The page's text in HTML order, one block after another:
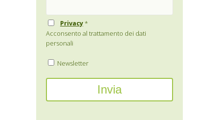
Privacy*
Acconsento al trattamento dei dati
personali
Newsletter